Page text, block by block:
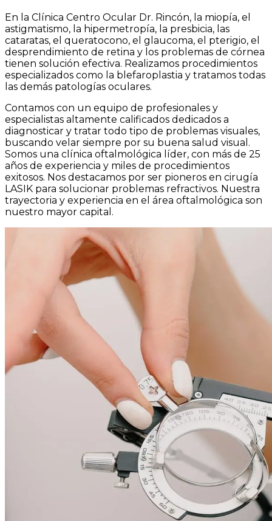
En la Clínica Centro Ocular Dr. Rincón, la miopía, el
astigmatismo, la hipermetropía, la presbicia, las
cataratas, el queratocono, el glaucoma, el pterigio, el
desprendimiento de retina y los problemas de córnea
tienen solución efectiva. Realizamos procedimientos
especializados como la blefaroplastia y tratamos todas
las demás patologías oculares.
Contamos con un equipo de profesionales y
especialistas altamente calificados dedicados a
diagnosticar y tratar todo tipo de problemas visuales,
buscando velar siempre por su buena salud visual.
Somos una clínica oftalmológica líder, con más de 25
años de experiencia y miles de procedimientos
exitosos. Nos destacamos por ser pioneros en cirugía
LASIK para solucionar problemas refractivos. Nuestra
trayectoria y experiencia en el área oftalmológica son
nuestro mayor capital.